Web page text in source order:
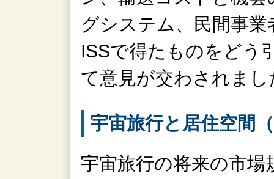
グシステム、民間事
ISSで得たものをどう
て意見が交わされまし
宇宙旅行と居住空間
宇宙旅行の将来の市